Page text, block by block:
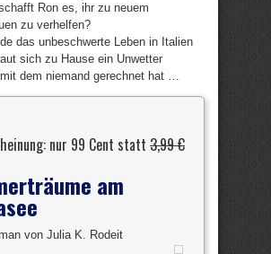
Ron es, ihr zu neuem
zu verhelfen?
das unbeschwerte Leben in Italien
sich zu Hause ein Unwetter
dem niemand gerechnet hat …
nur 99 Cent statt 3,99 €
am
von Julia K. Rodeit